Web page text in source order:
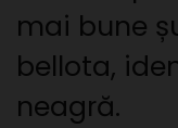
mai bune
bellota,
neagră.